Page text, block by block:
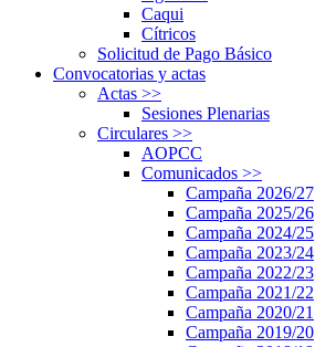
Caqui
Cítricos
Solicitud de Pago Básico
Convocatorias y actas
Actas >>
Sesiones Plenarias
Circulares >>
AOPCC
Comunicados >>
Campaña 2026/27
Campaña 2025/26
Campaña 2024/25
Campaña 2023/24
Campaña 2022/23
Campaña 2021/22
Campaña 2020/21
Campaña 2019/20